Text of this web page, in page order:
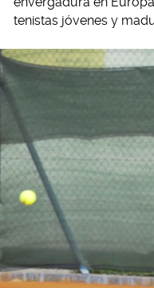
tenistas jóvenes y